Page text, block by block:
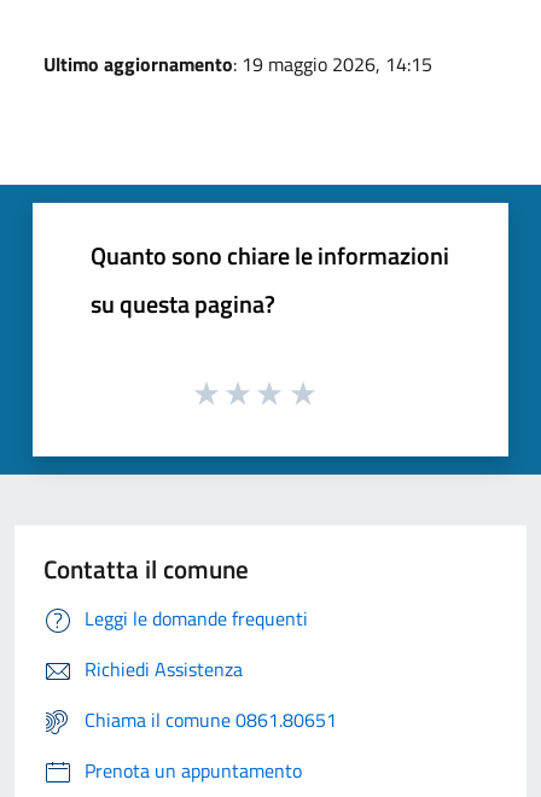
Ultimo aggiornamento: 19 maggio 2026, 14:15
Quanto sono chiare le informazioni
su questa pagina?
Contatta il comune
Leggi le domande frequenti
Richiedi Assistenza
Chiama il comune 0861.80651
Prenota un appuntamento